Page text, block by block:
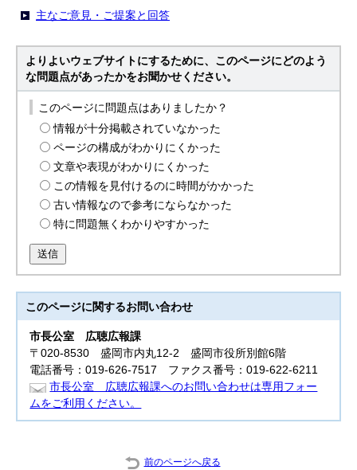
主なご意見・ご提案と回答
よりよいウェブサイトにするために、このページにどのよう
な問題点があったかをお聞かせください。
このページに問題点はありましたか？
情報が十分掲載されていなかった
ページの構成がわかりにくかった
文章や表現がわかりにくかった
この情報を見付けるのに時間がかかった
古い情報なので参考にならなかった
特に問題無くわかりやすかった
送信
このページに関するお問い合わせ
市長公室 広聴広報課
〒020-8530 盛岡市内丸12-2 盛岡市役所別館6階
電話番号：019-626-7517 ファクス番号：019-622-6211
市長公室 広聴広報課へのお問い合わせは専用フォー
ムをご利用ください。
前のページへ戻る